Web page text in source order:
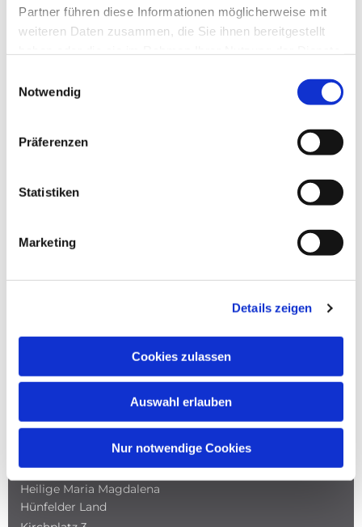
Partner führen diese Informationen möglicherweise mit
weiteren Daten zusammen, die Sie ihnen bereitgestellt
Notwendig
Präferenzen
Statistiken
Marketing
Details zeigen
Cookies zulassen
Auswahl erlauben
Nur notwendige Cookies
NAVIGATION
Katholische Kirche
Heilige Maria Magdalena
Hünfelder Land